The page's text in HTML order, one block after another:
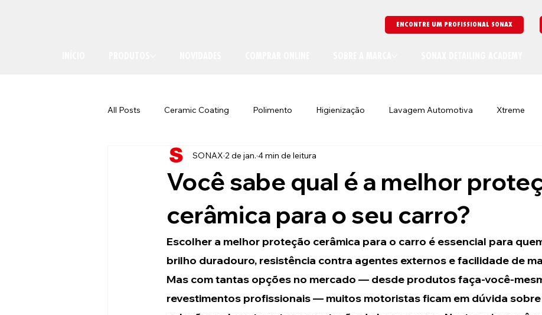
ENCONTRE UM PROFISSIONAL SONAX
All Posts Ceramic Coating Polimento Higienização Lavagem Automotiva Xtreme
Você sabe qual é a melhor
cerâmica para o seu carro?
SONAX 2 de jan. 4 min de leitura
Escolher a melhor proteção cerâmica para o carro é essencial para
brilho duradouro, resistência contra agentes externos e facilidade de
Mas com tantas opções no mercado — desde produtos faça-você-
revestimentos profissionais — muitos motoristas ficam em dúvida